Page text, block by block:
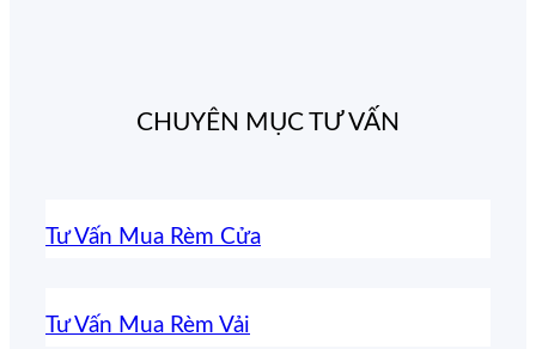
CHUYÊN MỤC TƯ VẤN
Tư Vấn Mua Rèm Cửa
Tư Vấn Mua Rèm Vải